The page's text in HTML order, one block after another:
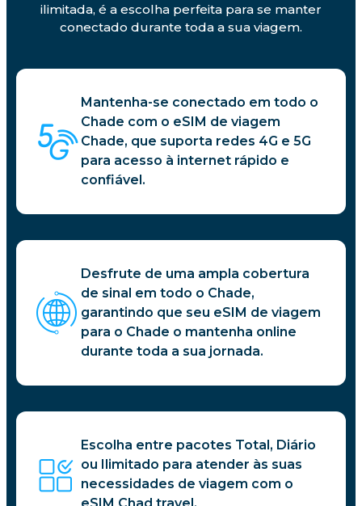
ilimitada, é a escolha perfeita para se manter
conectado durante toda a sua viagem.
Mantenha-se conectado em todo o
Chade com o eSIM de viagem
Chade, que suporta redes 4G e 5G
para acesso à internet rápido e
confiável.
Desfrute de uma ampla cobertura
de sinal em todo o Chade,
garantindo que seu eSIM de viagem
para o Chade o mantenha online
durante toda a sua jornada.
Escolha entre pacotes Total, Diário
ou Ilimitado para atender às suas
necessidades de viagem com o